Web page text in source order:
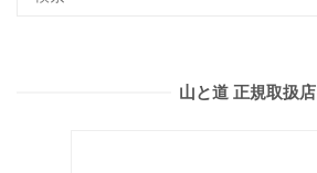
山と道 正規取扱店